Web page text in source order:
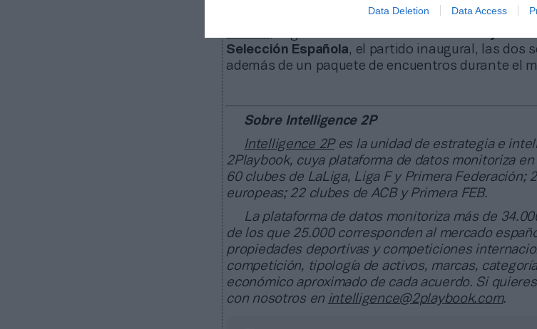
Data Deletion Data Access
pagó 55 millones de euros por
Selección Española, el partido inaugural, las dos
además de un paquete de encuentros durante el
Sobre Intelligence 2P
Intelligence 2Pes la unidad de estrategia e
2Playbook, cuya plataforma de datos monitoriza
60 clubes de LaLiga, Liga F y Primera Federación;
europeas; 22 clubes de ACB y Primera FEB.
La plataforma de datos monitoriza más de
de los que 25.000 corresponden al mercado
propiedades deportivas y competiciones
competición, tipología de activos, marcas,
económico aproximado de cada acuerdo. Si
con nosotros en intelligence@2playbook.com.